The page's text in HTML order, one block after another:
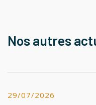
Nos autres
29/07/2026